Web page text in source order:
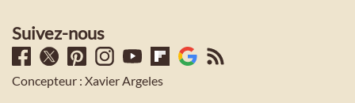
Suivez-nous
Concepteur : Xavier Argeles